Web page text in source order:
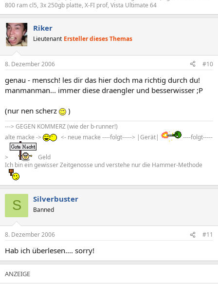
800 ram cl5, 3x 250gb platte, X-FI prof, Vista Ultimate 64
Riker
Lieutenant Ersteller dieses Themas
8. Dezember 2006 #10
genau - mensch! les dir das hier doch ma richtig durch du!
manmanman... immer diese draengler und besserwisser ;P
(nur nen scherz )
---> GEGEN KOMMERZ (wie der b-runner!)
alte macke ->
<- neue macke ----folgt-----> |Gerät| ----folgt-----
>
Geld
Ich bin ein gewisser Zeitgenosse und verstehe nur die Hammer-Methode
S Silverbuster
Banned
8. Dezember 2006 #11
Hab ich überlesen.... sorry!